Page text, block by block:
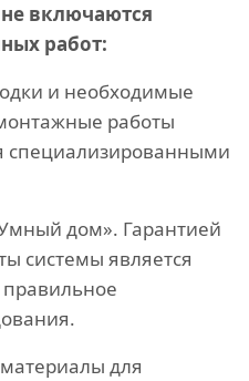
включаются
работ:
и необходимые
работы
специализированными
дом». Гарантией
системы является
для